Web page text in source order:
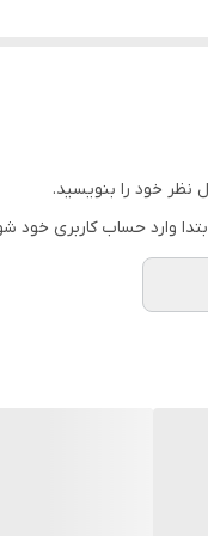
نظر خود را بنویسید.
وارد حساب کاربری خود